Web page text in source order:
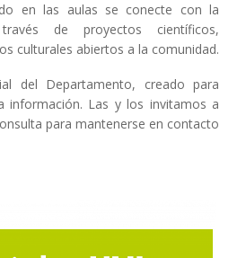
en las aulas se conecte con la
de proyectos científicos,
culturales abiertos a la comunidad.
del Departamento, creado para
información. Las y los invitamos a
para mantenerse en contacto